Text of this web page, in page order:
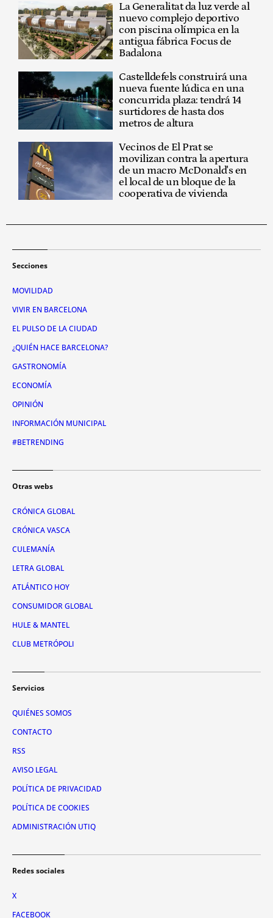
La Generalitat da luz verde al
nuevo complejo deportivo
con piscina olímpica en la
antigua fábrica Focus de
Badalona
Castelldefels construirá una
nueva fuente lúdica en una
concurrida plaza: tendrá 14
surtidores de hasta dos
metros de altura
Vecinos de El Prat se
movilizan contra la apertura
de un macro McDonald's en
el local de un bloque de la
cooperativa de vivienda
Secciones
MOVILIDAD
VIVIR EN BARCELONA
EL PULSO DE LA CIUDAD
¿QUIÉN HACE BARCELONA?
GASTRONOMÍA
ECONOMÍA
OPINIÓN
INFORMACIÓN MUNICIPAL
#BETRENDING
Otras webs
CRÓNICA GLOBAL
CRÓNICA VASCA
CULEMANÍA
LETRA GLOBAL
ATLÁNTICO HOY
CONSUMIDOR GLOBAL
HULE & MANTEL
CLUB METRÓPOLI
Servicios
QUIÉNES SOMOS
CONTACTO
RSS
AVISO LEGAL
POLÍTICA DE PRIVACIDAD
POLÍTICA DE COOKIES
ADMINISTRACIÓN UTIQ
Redes sociales
X
FACEBOOK